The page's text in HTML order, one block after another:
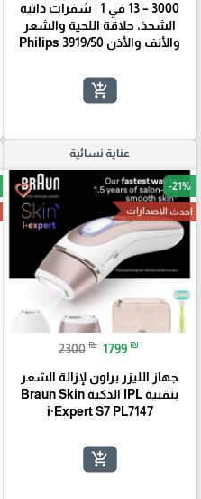
3000 – 13 في 1 | شفرات ذاتية
الشحذ، حلاقة اللحية والشعر
والأنف والأذن Philips 3919/50
add_shopping_cart
عناية نسائية
favorite_border -21%
احدث الاصدارات
2300 ₪ 1799 ₪
جهاز الليزر براون لإزالة الشعر
بتقنية IPL الذكية Braun Skin
i·Expert S7 PL7147
add_shopping_cart